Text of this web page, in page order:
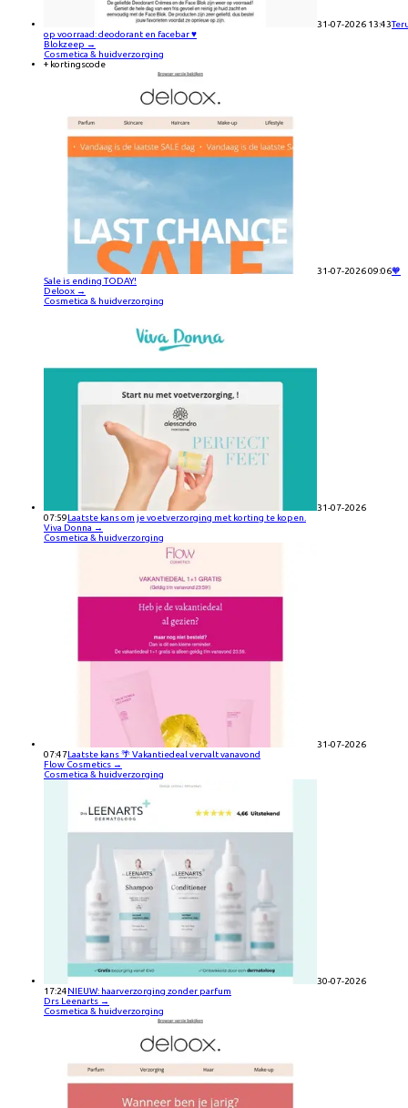
31-07-2026 13:43
op voorraad: deodorant en facebar ♥️
Blokzeep →
Cosmetica & huidverzorging
+ kortingscode
31-07-2026 09:06🧡
Sale is ending TODAY!
Deloox →
Cosmetica & huidverzorging
31-07-2026
07:59Laatste kans om je voetverzorging met korting te kopen.
Viva Donna →
Cosmetica & huidverzorging
31-07-2026
07:47Laatste kans 🌴 Vakantiedeal vervalt vanavond
Flow Cosmetics →
Cosmetica & huidverzorging
30-07-2026
17:24NIEUW: haarverzorging zonder parfum
Drs Leenarts →
Cosmetica & huidverzorging